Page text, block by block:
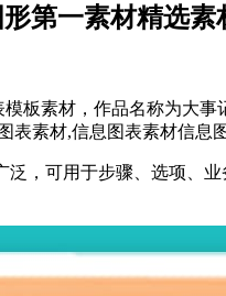
第一素材精选素
素材，作品名称为大事
表素材,信息图表素材信
，可用于步骤、选项、